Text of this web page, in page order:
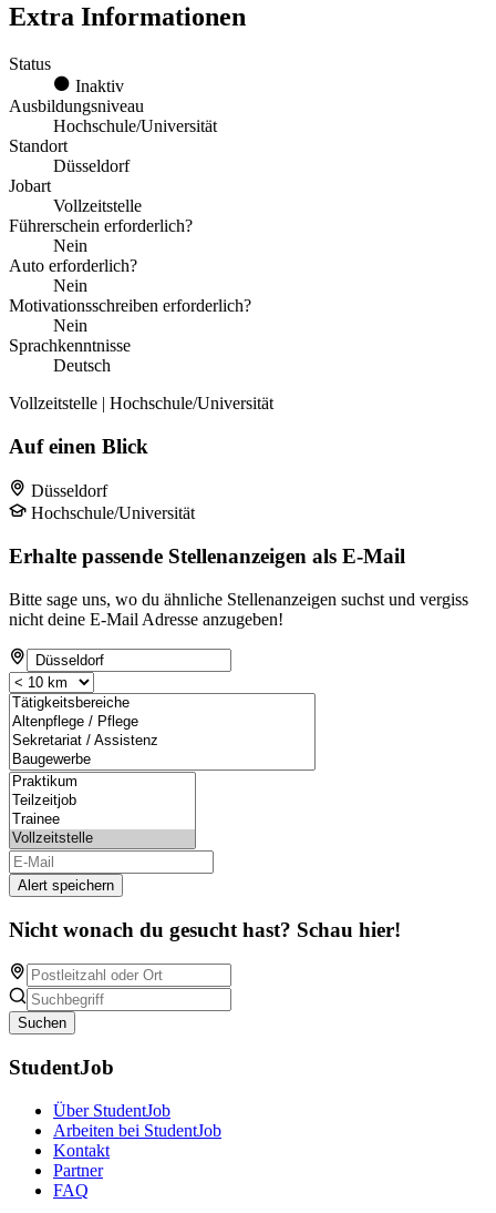
Extra Informationen
Status
Inaktiv
Ausbildungsniveau
Hochschule/Universität
Standort
Düsseldorf
Jobart
Vollzeitstelle
Führerschein erforderlich?
Nein
Auto erforderlich?
Nein
Motivationsschreiben erforderlich?
Nein
Sprachkenntnisse
Deutsch
Vollzeitstelle | Hochschule/Universität
Auf einen Blick
Düsseldorf
Hochschule/Universität
Erhalte passende Stellenanzeigen als E-Mail
Bitte sage uns, wo du ähnliche Stellenanzeigen suchst und vergiss
nicht deine E-Mail Adresse anzugeben!
Alert speichern
Nicht wonach du gesucht hast? Schau hier!
Suchen
StudentJob
Über StudentJob
Arbeiten bei StudentJob
Kontakt
Partner
FAQ